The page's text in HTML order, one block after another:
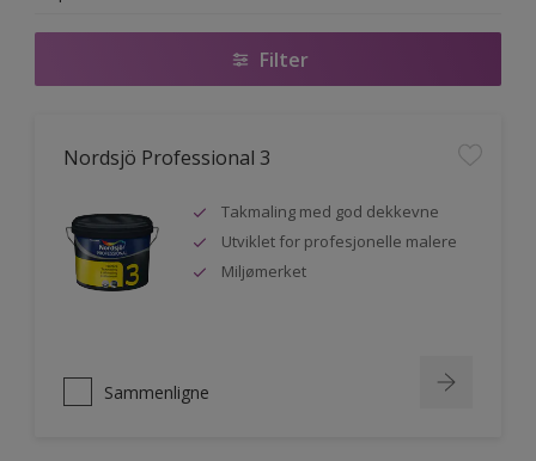
Filter
Nordsjö Professional 3
Takmaling med god dekkevne
Utviklet for profesjonelle malere
Miljømerket
Sammenligne